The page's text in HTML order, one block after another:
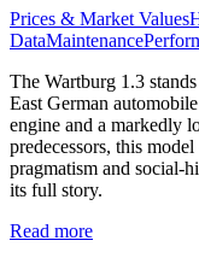
Prices & Market Values
DataMaintenance
The Wartburg 1.3
East German
engine and a markedly
predecessors, this
pragmatism and social-
its full story.
Read more